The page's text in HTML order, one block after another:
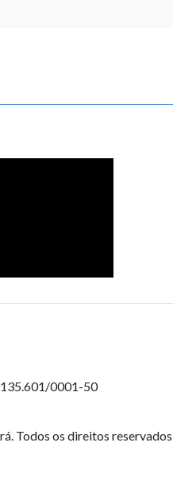
0001-50
Todos os direitos